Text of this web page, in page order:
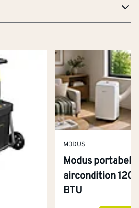
MODUS
Modus portabel
aircondition
BTU